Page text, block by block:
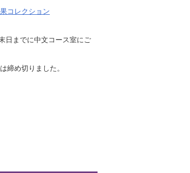
コレクション
日までに中文コース室にご
締め切りました。